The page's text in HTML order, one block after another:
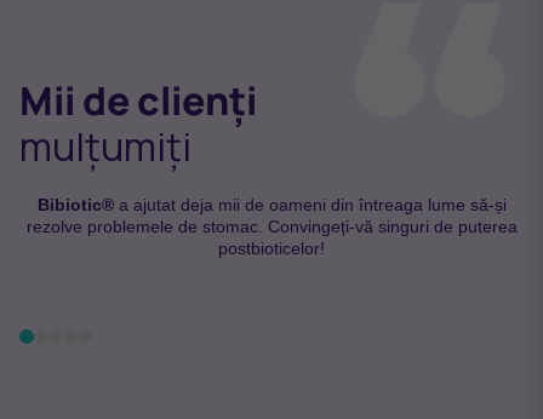
Mii de clienți
mulțumiți
Bibiotic®a ajutat deja mii de oameni din întreaga lume să-și
rezolve problemele de stomac. Convingeți-vă singuri de puterea
postbioticelor!